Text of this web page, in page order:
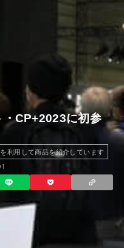
・CP+2023に初参
利用して商品を紹介しています